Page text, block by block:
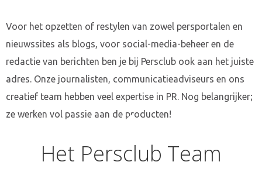
Voor het opzetten of restylen van zowel persportalen en
nieuwssites als blogs, voor social-media-beheer en de
redactie van berichten ben je bij Persclub ook aan het juiste
adres. Onze journalisten, communicatieadviseurs en ons
creatief team hebben veel expertise in PR. Nog belangrijker;
ze werken vol passie aan de producten!
Het Persclub Team